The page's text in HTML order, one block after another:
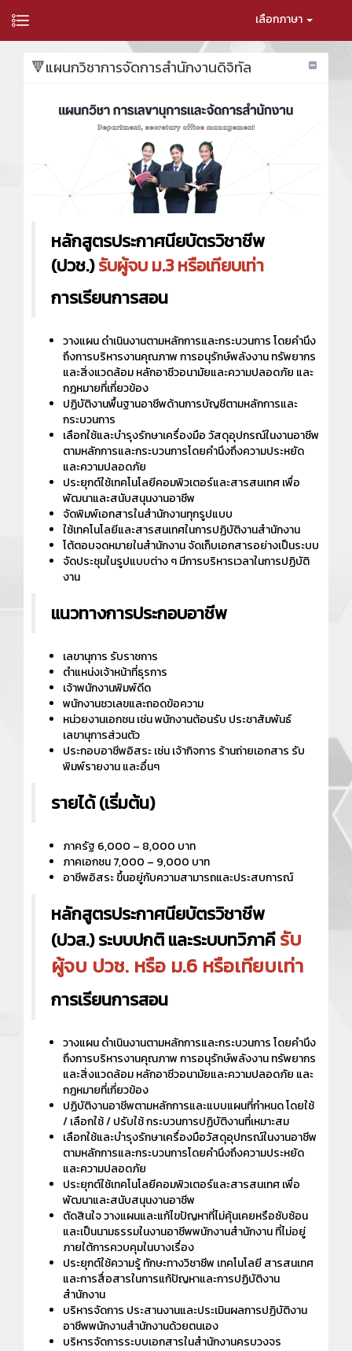
เลือกภาษา
🔻แผนกวิชาการจัดการสำนักงานดิจิทัล
หลักสูตรประกาศนียบัตรวิชาชีพ
(ปวช.)รับผู้จบ ม.3 หรือเทียบเท่า
การเรียนการสอน
วางแผน ดําเนินงานตามหลักการและกระบวนการ โดยคํานึง
ถึงการบริหารงานคุณภาพ การอนุรักษ์พลังงาน ทรัพยากร
และสิ่งแวดล้อม หลักอาชีวอนามัยและความปลอดภัย และ
กฎหมายที่เกี่ยวข้อง
ปฏิบัติงานพื้นฐานอาชีพด้านการบัญชีตามหลักการและ
กระบวนการ
เลือกใช้และบํารุงรักษาเครื่องมือ วัสดุอุปกรณ์ในงานอาชีพ
ตามหลักการและกระบวนการโดยคํานึงถึงความประหยัด
และความปลอดภัย
ประยุกต์ใช้เทคโนโลยีคอมพิวเตอร์และสารสนเทศ เพื่อ
พัฒนาและสนับสนุนงานอาชีพ
จัดพิมพ์เอกสารในสํานักงานทุกรูปแบบ
ใช้เทคโนโลยีและสารสนเทศในการปฏิบัติงานสํานักงาน
โต้ตอบจดหมายในสํานักงาน จัดเก็บเอกสารอย่างเป็นระบบ
จัดประชุมในรูปแบบต่าง ๆ มีการบริหารเวลาในการปฏิบัติ
งาน
แนวทางการประกอบอาชีพ
เลขานุการ รับราชการ
ตำแหน่งเจ้าหน้าที่ธุรการ
เจ้าพนักงานพิมพ์ดีด
พนักงานชวเลขและถอดข้อความ
หน่วยงานเอกชน เช่น พนักงานต้อนรับ ประชาสัมพันธ์
เลขานุการส่วนตัว
ประกอบอาชีพอิสระ เช่น เจ้ากิจการ ร้านถ่ายเอกสาร รับ
พิมพ์รายงาน และอื่นๆ
รายได้ (เริ่มต้น)
ภาครัฐ 6,000 – 8,000 บาท
ภาคเอกชน 7,000 – 9,000 บาท
อาชีพอิสระ ขึ้นอยู่กับความสามารถและประสบการณ์
หลักสูตรประกาศนียบัตรวิชาชีพ
(ปวส.) ระบบปกติ และระบบทวิภาคีรับ
ผู้จบ ปวช. หรือ ม.6 หรือเทียบเท่า
การเรียนการสอน
วางแผน ดำเนินงานตามหลักการและกระบวนการ โดยคำนึง
ถึงการบริหารงานคุณภาพ การอนุรักษ์พลังงาน ทรัพยากร
และสิ่งแวดล้อม หลักอาชีวอนามัยและความปลอดภัย และ
กฎหมายที่เกี่ยวข้อง
ปฏิบัติงานอาชีพตามหลักการและแบบแผนที่กำหนด โดยใช้
/ เลือกใช้ / ปรับใช้ กระบวนการปฏิบัติงานที่เหมาะสม
เลือกใช้และบำรุงรักษาเครื่องมือวัสดุอุปกรณ์ในงานอาชีพ
ตามหลักการและกระบวนการโดยคำนึงถึงความประหยัด
และความปลอดภัย
ประยุกต์ใช้เทคโนโลยีคอมพิวเตอร์และสารสนเทศ เพื่อ
พัฒนาและสนับสนุนงานอาชีพ
ตัดสินใจ วางแผนและแก้ไขปัญหาที่ไม่คุ้นเคยหรือซับซ้อน
และเป็นนามธรรมในงานอาชีพพนักงานสำนักงาน ที่ไม่อยู่
ภายใต้การควบคุมในบางเรื่อง
ประยุกต์ใช้ความรู้ ทักษะทางวิชาชีพ เทคโนโลยี สารสนเทศ
และการสื่อสารในการแก้ปัญหาและการปฏิบัติงาน
สำนักงาน
บริหารจัดการ ประสานงานและประเมินผลการปฏิบัติงาน
อาชีพพนักงานสำนักงานด้วยตนเอง
บริหารจัดการระบบเอกสารในสำนักงานครบวงจร